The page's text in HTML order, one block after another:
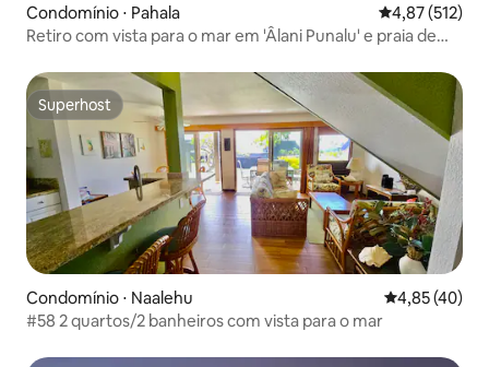
Condomínio ⋅ Pahala 4,87 de uma
4,87 (512)
Retiro com vista para o mar em 'Âlani Punalu' e praia de
Superhost
Superhost
Condomínio ⋅ Naalehu 4,85 de uma
4,85 (40)
#58 2 quartos/2 banheiros com vista para o mar